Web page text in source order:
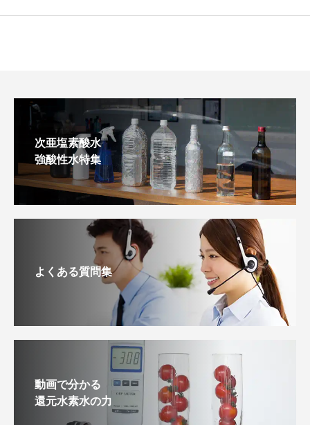
次亜塩素酸水
強酸性水特集
よくある質問集
動画で分かる
還元水素水の力